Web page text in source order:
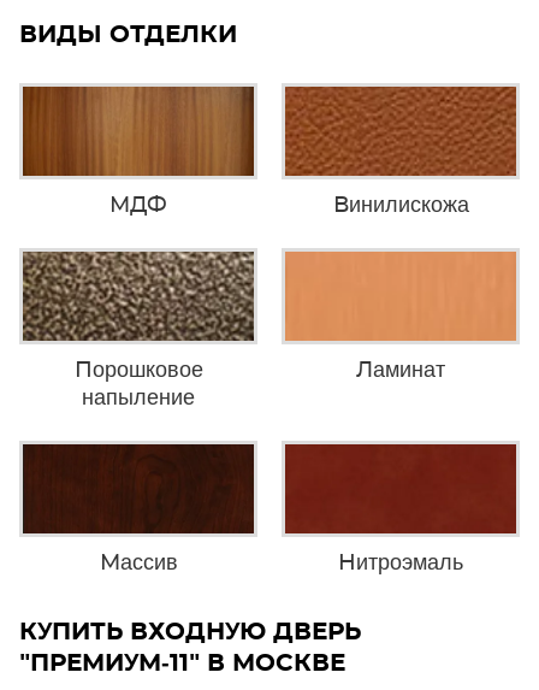
ВИДЫ ОТДЕЛКИ
МДФ Винилискожа
Порошковое
напыление
Ламинат
Массив Нитроэмаль
КУПИТЬ ВХОДНУЮ ДВЕРЬ
"ПРЕМИУМ-11" В МОСКВЕ